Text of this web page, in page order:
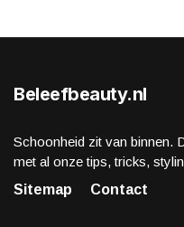
Beleefbeauty.nl
Schoonheid zit van binnen.
met al onze tips, tricks,
Sitemap
Contact